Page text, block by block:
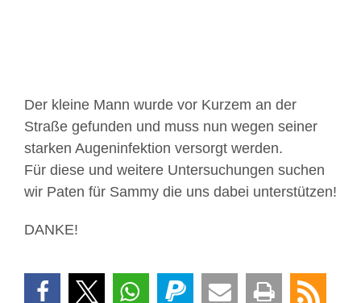
Der kleine Mann wurde vor Kurzem an der
Straße gefunden und muss nun wegen seiner
starken Augeninfektion versorgt werden.
Für diese und weitere Untersuchungen suchen
wir Paten für Sammy die uns dabei unterstützen!
DANKE!